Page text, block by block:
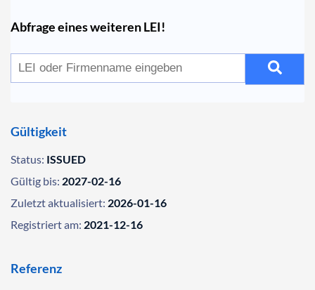
Abfrage eines weiteren LEI!
Gültigkeit
Status: ISSUED
Gültig bis: 2027-02-16
Zuletzt aktualisiert: 2026-01-16
Registriert am: 2021-12-16
Referenz